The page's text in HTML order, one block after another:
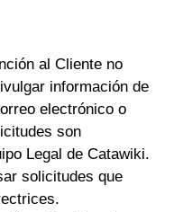
al Cliente no
información de
electrónico o
son
Legal de Catawiki.
solicitudes que